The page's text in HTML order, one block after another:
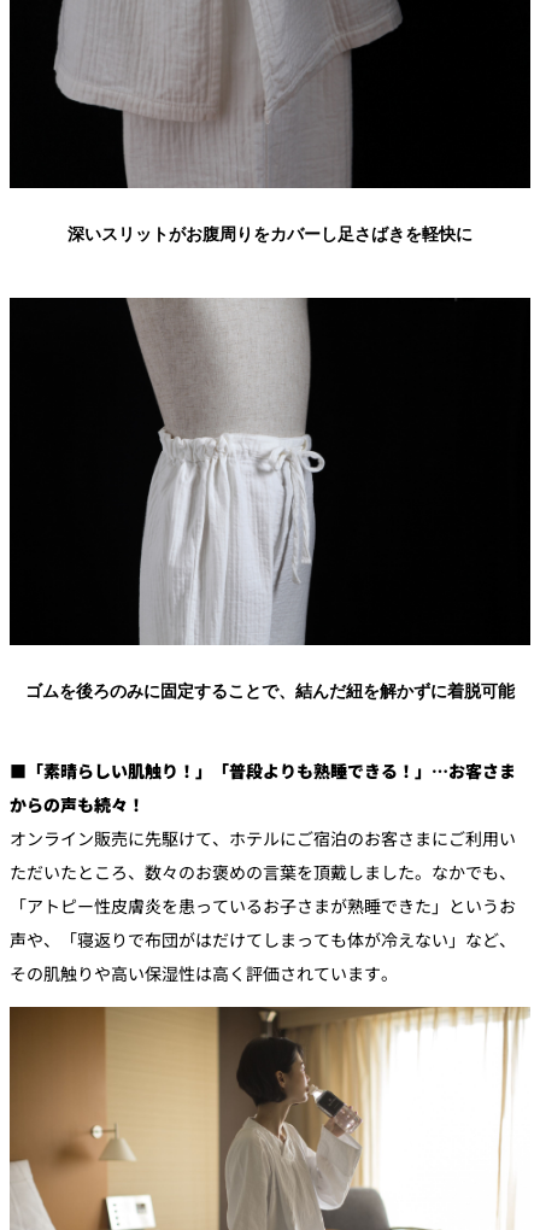
深いスリットがお腹周りをカバーし足さばきを軽快に
ゴムを後ろのみに固定することで、結んだ紐を解かずに着脱可能
■「素晴らしい肌触り！」「普段よりも熟睡できる！」…お客さま
からの声も続々！
オンライン販売に先駆けて、ホテルにご宿泊のお客さまにご利用い
ただいたところ、数々のお褒めの言葉を頂戴しました。なかでも、
「アトピー性皮膚炎を患っているお子さまが熟睡できた」というお
声や、「寝返りで布団がはだけてしまっても体が冷えない」など、
その肌触りや高い保湿性は高く評価されています。